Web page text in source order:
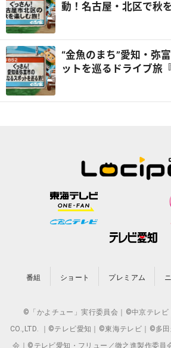
動！名古屋・北区で秋
“金魚のまち”愛知・弥
ットを巡るドライブ旅
番組 ショート プレミアム
©「かよチュー」実行委員会｜©中京テレビ
CO.,LTD. ｜©テレビ愛知｜©東海テレビ｜©多
会｜©テレビ愛知・フリュー／徹之進製作委員